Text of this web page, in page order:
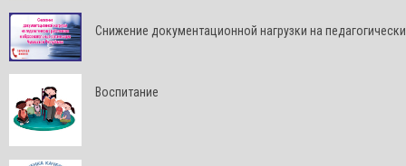
Снижение документационной нагрузки на
Воспитание